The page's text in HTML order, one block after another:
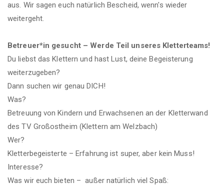
aus. Wir sagen euch natürlich Bescheid, wenn's wieder
weitergeht.
Betreuer*in gesucht – Werde Teil unseres Kletterteams!
Du liebst das Klettern und hast Lust, deine Begeisterung
weiterzugeben?
Dann suchen wir genau DICH!
Was?
Betreuung von Kindern und Erwachsenen an der Kletterwand
des TV Großostheim (Klettern am Welzbach)
Wer?
Kletterbegeisterte – Erfahrung ist super, aber kein Muss!
Interesse?
Was wir euch bieten – außer natürlich viel Spaß: